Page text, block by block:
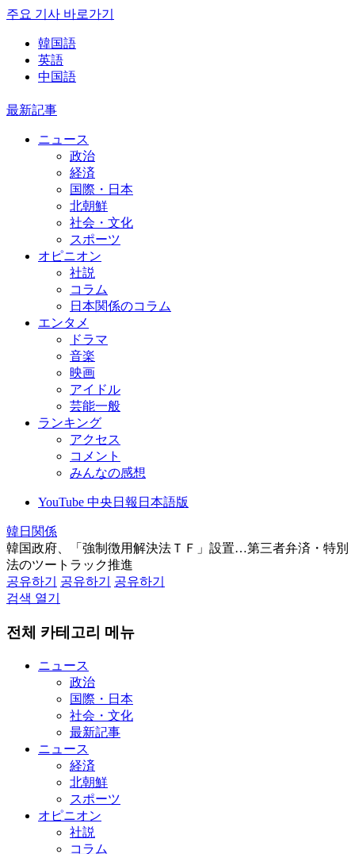
주요 기사 바로가기
韓国語
英語
中国語
最新記事
ニュース
政治
経済
国際・日本
北朝鮮
社会・文化
スポーツ
オピニオン
社説
コラム
日本関係のコラム
エンタメ
ドラマ
音楽
映画
アイドル
芸能一般
ランキング
アクセス
コメント
みんなの感想
YouTube 中央日報日本語版
韓日関係
韓国政府、「強制徴用解決法ＴＦ」設置…第三者弁済・特別
法のツートラック推進
공유하기
공유하기
공유하기
검색 열기
전체 카테고리 메뉴
ニュース
政治
国際・日本
社会・文化
最新記事
ニュース
経済
北朝鮮
スポーツ
オピニオン
社説
コラム